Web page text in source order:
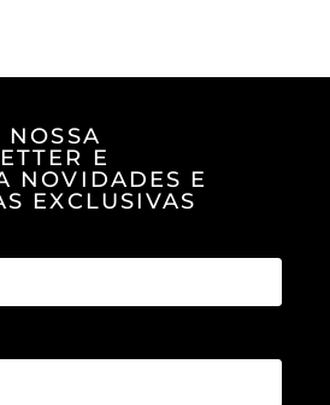
NOSSA
E
NOVIDADES E
EXCLUSIVAS